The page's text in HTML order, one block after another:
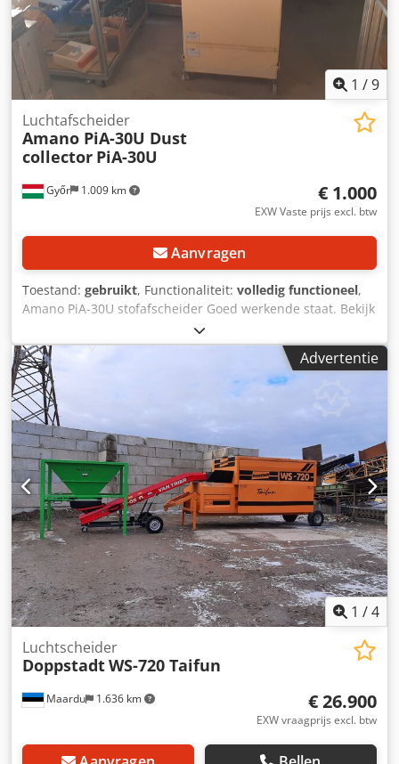
1 /9
Győr 1.009 km
Luchtafscheider
Amano PiA-30U Dust
collector PiA-30U
€ 1.000
EXW Vaste prijs excl. btw
Aanvragen
Toestand: gebruikt, Functionaliteit: volledig functioneel,
Amano PiA-30U stofafscheider Goed werkende staat. Bekijk
ook onze andere aanbiedingen. Credpfx Aoryxmxjftjf
Advertentie
1 /4
Maardu 1.636 km
Luchtscheider
DoppstadtWS-720 Taifun
€ 26.900
EXW vraagprijs excl. btw